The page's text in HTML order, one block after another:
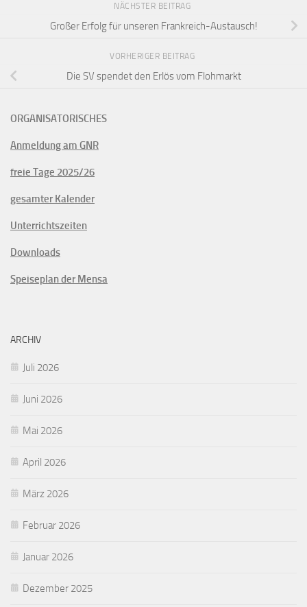
NÄCHSTER BEITRAG
Großer Erfolg für unseren Frankreich-Austausch!
VORHERIGER BEITRAG
Die SV spendet den Erlös vom Flohmarkt
ORGANISATORISCHES
Anmeldung am GNR
freie Tage 2025/26
gesamter Kalender
Unterrichtszeiten
Downloads
Speiseplan der Mensa
ARCHIV
Juli 2026
Juni 2026
Mai 2026
April 2026
März 2026
Februar 2026
Januar 2026
Dezember 2025